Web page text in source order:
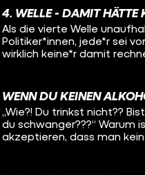
4. WELLE - DAMIT HÄTTE
Als die vierte Welle
Politiker*innen, jede*r sei
wirklich keine*r damit
WENN DU KEINEN
„Wie?! Du trinkst nicht??
du schwanger???“ Warum
akzeptieren, dass man